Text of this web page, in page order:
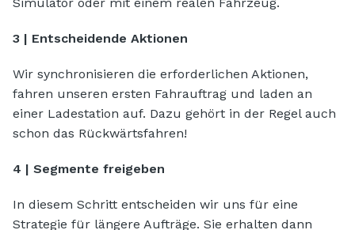
3 | Entscheidende Aktionen
Wir synchronisieren die erforderlichen Aktionen,
fahren unseren ersten Fahrauftrag und laden an
einer Ladestation auf. Dazu gehört in der Regel auch
schon das Rückwärtsfahren!
4 | Segmente freigeben
In diesem Schritt entscheiden wir uns für eine
Strategie für längere Aufträge. Sie erhalten dann